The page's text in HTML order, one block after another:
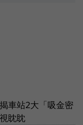
車站2大「吸金密
眈眈